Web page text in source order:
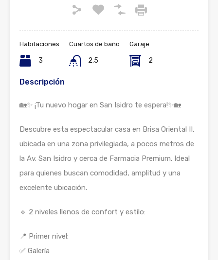
Habitaciones
3
Cuartos de baño
2.5
Garaje
2
Descripción
🏡✨ ¡Tu nuevo hogar en San Isidro te espera!✨🏡
Descubre esta espectacular casa en Brisa Oriental II,
ubicada en una zona privilegiada, a pocos metros de
la Av. San Isidro y cerca de Farmacia Premium. Ideal
para quienes buscan comodidad, amplitud y una
excelente ubicación.
🔹 2 niveles llenos de confort y estilo:
📍 Primer nivel:
✅ Galería